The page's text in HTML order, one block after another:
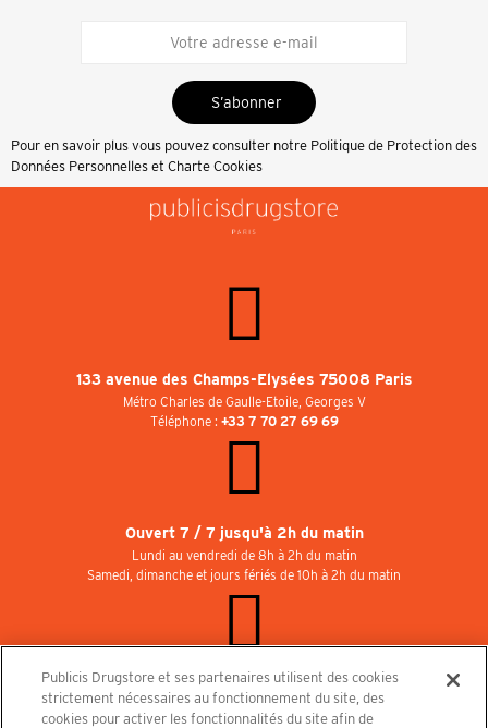
S’abonner
Pour en savoir plus vous pouvez consulter notre Politique de Protection des
Données Personnelles et Charte Cookies
133 avenue des Champs-Elysées 75008 Paris
Métro Charles de Gaulle-Etoile, Georges V
Téléphone : +33 7 70 27 69 69
Ouvert 7 / 7 jusqu'à 2h du matin
Lundi au vendredi de 8h à 2h du matin
Samedi, dimanche et jours fériés de 10h à 2h du matin
Rejoignez-nous au Publicisdrugstore !
Nous recrutons pour les boutiques, le restaurant et le cinéma. Contactez-nous :
Publicis Drugstore et ses partenaires utilisent des cookies
strictement nécessaires au fonctionnement du site, des
cookies pour activer les fonctionnalités du site afin de